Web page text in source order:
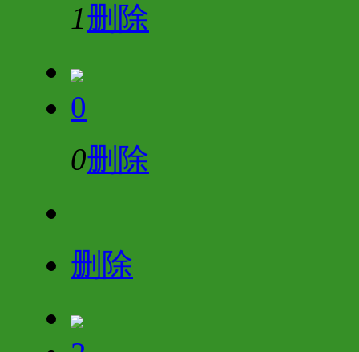
1删除
0
0删除
删除